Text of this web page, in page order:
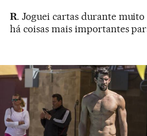
R. Joguei cartas durante
há coisas mais importantes